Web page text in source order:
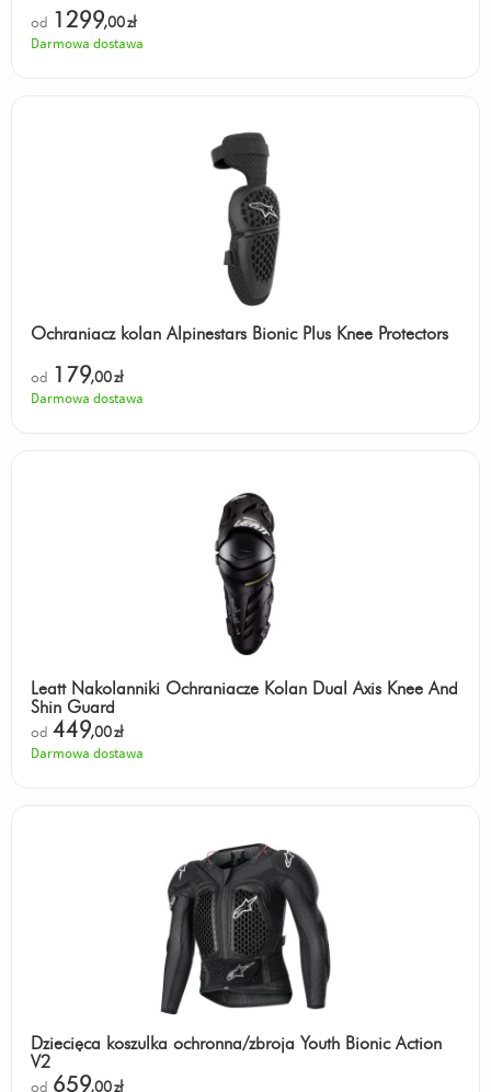
od 1299,00zł
Darmowa dostawa
Ochraniacz kolan Alpinestars Bionic Plus Knee Protectors
od 179,00zł
Darmowa dostawa
Leatt Nakolanniki Ochraniacze Kolan Dual Axis Knee And
Shin Guard
od 449,00zł
Darmowa dostawa
Dziecięca koszulka ochronna/zbroja Youth Bionic Action
V2
od 659,00zł